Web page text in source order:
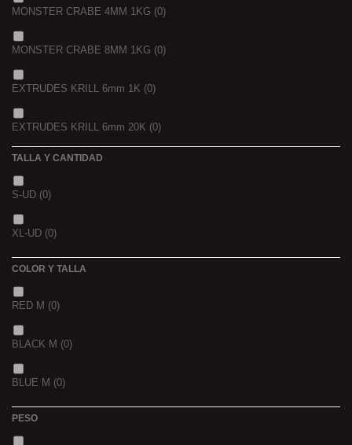
3 K
5 K
MONSTER CRABE 4MM 1KG (0)
MONSTER CRABE 8MM 1KG (0)
EXTRUDES KRILL 6mm 1K (0)
EXTRUDES KRILL 6mm 20K (0)
NOIR POISSON 8MM 1K
TALLA Y CANTIDAD
S-UD (0)
XL-UD (0)
COLOR Y TALLA
RED M (0)
BLACK M (0)
BLUE M (0)
PESO